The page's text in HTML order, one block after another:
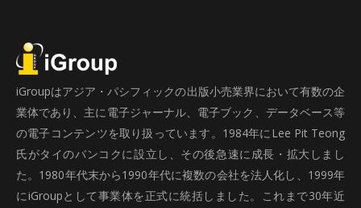
iGroupはアジア・パシフィックの出版小売業界において有数の企
業体であり、主に電子ジャーナル、電子ブック、データベース等
の電子コンテンツを取り扱っています。1984年にLee Pit Teong
氏がタイのバンコクに設立し、その後急速に成長・拡大しまし
た。1980年代末から1990年代に複数の会社を法人化し、1999年
にiGroupとして事業体を正式に統括しました。これまで30年近